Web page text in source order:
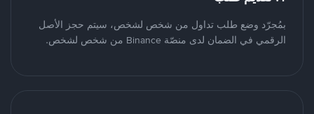
بمُجرّد وضع طلب تداول من شخص لشخص، سيتم حجز الأصل
الرقمي في الضمان لدى منصّة Binance من شخص لشخص.